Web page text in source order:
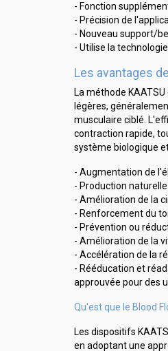
- Fonction
- Précision de
- Nouveau support/
- Utilise la
Les avantages
La méthode
légères,
musculaire ciblé.
contraction rapide,
système biologique
- Augmentation de
- Production
- Amélioration de la
- Renforcement du
- Prévention ou
- Amélioration de la
- Accélération de la
- Rééducation et
approuvée pour des
Qu'est que le Blood
Les dispositifs
en adoptant une